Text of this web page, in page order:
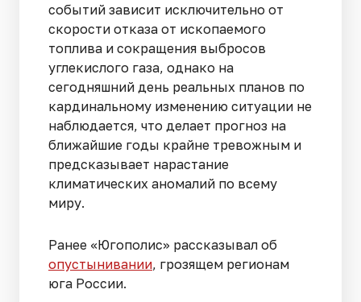
событий зависит исключительно от
скорости отказа от ископаемого
топлива и сокращения выбросов
углекислого газа, однако на
сегодняшний день реальных планов по
кардинальному изменению ситуации не
наблюдается, что делает прогноз на
ближайшие годы крайне тревожным и
предсказывает нарастание
климатических аномалий по всему
миру.
Ранее «Югополис» рассказывал об
опустынивании, грозящем регионам
юга России.